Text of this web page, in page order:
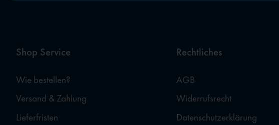
Shop Service
Wie bestellen?
Versand & Zahlung
Lieferfristen
Rechtliches
AGB
Widerrufsrecht
Datenschutzerklärung